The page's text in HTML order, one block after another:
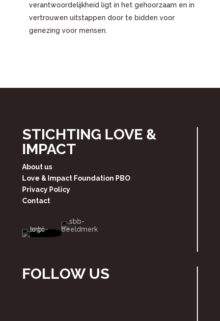
verantwoordelijkheid ligt in het gehoorzaam en in
vertrouwen uitstappen door te bidden voor
genezing voor mensen.
STICHTING LOVE &
IMPACT
About us
Love & Impact Foundation PBO
Privacy Policy
Contact
FOLLOW US